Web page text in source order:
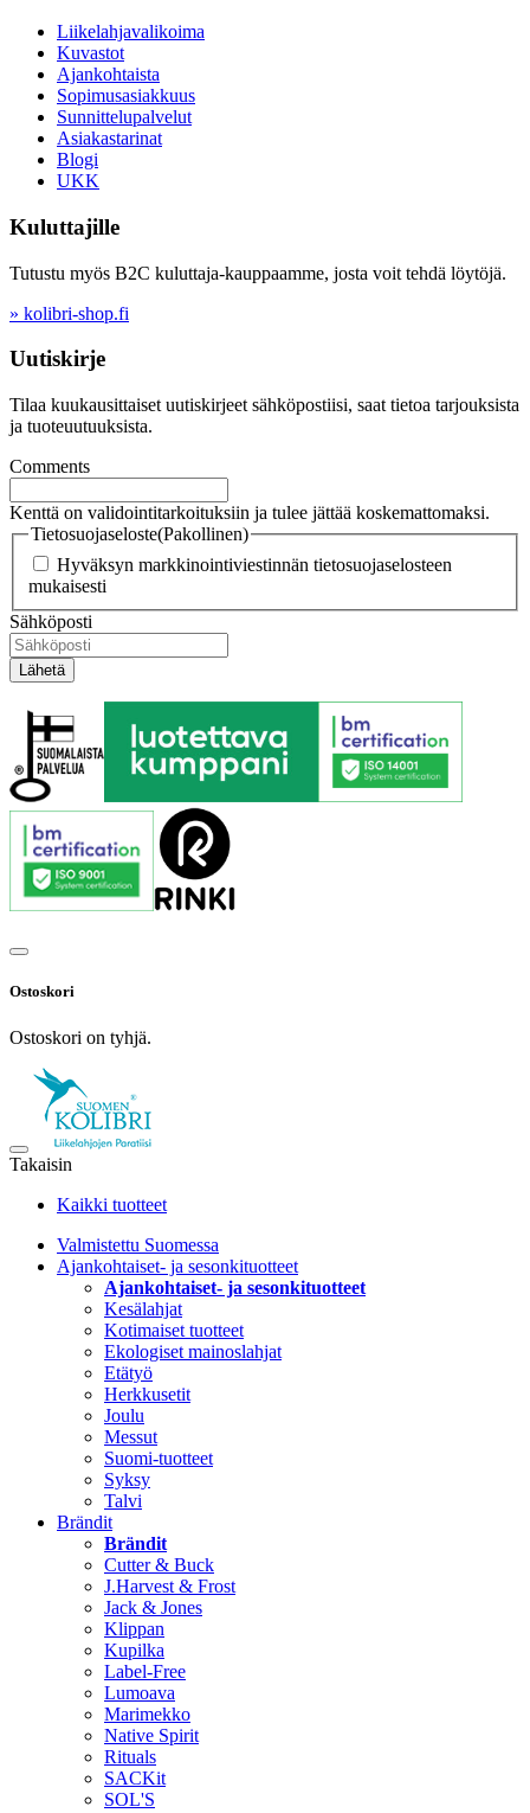
Liikelahjavalikoima
Kuvastot
Ajankohtaista
Sopimusasiakkuus
Sunnittelupalvelut
Asiakastarinat
Blogi
UKK
Kuluttajille
Tutustu myös B2C kuluttaja-kauppaamme, josta voit tehdä löytöjä.
» kolibri-shop.fi
Uutiskirje
Tilaa kuukausittaiset uutiskirjeet sähköpostiisi, saat tietoa tarjouksista
ja tuoteuutuuksista.
Comments
Kenttä on validointitarkoituksiin ja tulee jättää koskemattomaksi.
Tietosuojaseloste(Pakollinen)
Hyväksyn markkinointiviestinnän tietosuojaselosteen
mukaisesti
Sähköposti
Ostoskori
Ostoskori on tyhjä.
Takaisin
Kaikki tuotteet
Valmistettu Suomessa
Ajankohtaiset- ja sesonkituotteet
Ajankohtaiset- ja sesonkituotteet
Kesälahjat
Kotimaiset tuotteet
Ekologiset mainoslahjat
Etätyö
Herkkusetit
Joulu
Messut
Suomi-tuotteet
Syksy
Talvi
Brändit
Brändit
Cutter & Buck
J.Harvest & Frost
Jack & Jones
Klippan
Kupilka
Label-Free
Lumoava
Marimekko
Native Spirit
Rituals
SACKit
SOL'S